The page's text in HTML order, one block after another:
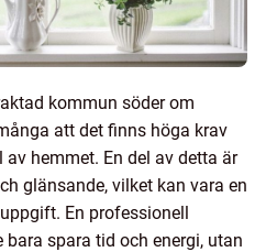
kommun söder om
att det finns höga krav
hemmet. En del av detta är
glänsande, vilket kan vara en
En professionell
spara tid och energi, utan